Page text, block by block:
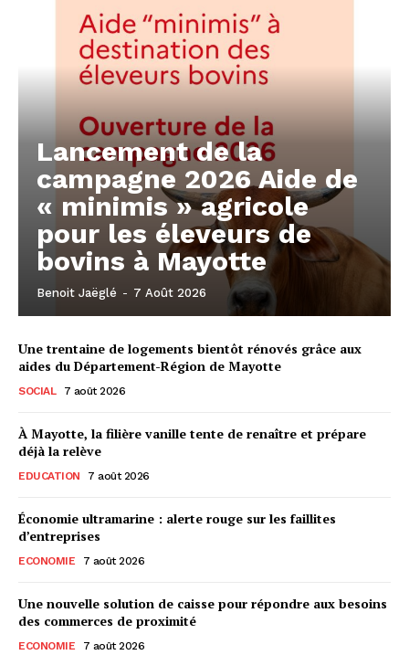
Lancement de la
campagne 2026 Aide de
« minimis » agricole
pour les éleveurs de
bovins à Mayotte
Benoit Jaëglé - 7 Août 2026
Une trentaine de logements bientôt rénovés grâce aux
aides du Département-Région de Mayotte
SOCIAL 7 août 2026
À Mayotte, la filière vanille tente de renaître et prépare
déjà la relève
EDUCATION 7 août 2026
Économie ultramarine : alerte rouge sur les faillites
d’entreprises
ECONOMIE 7 août 2026
Une nouvelle solution de caisse pour répondre aux besoins
des commerces de proximité
ECONOMIE 7 août 2026